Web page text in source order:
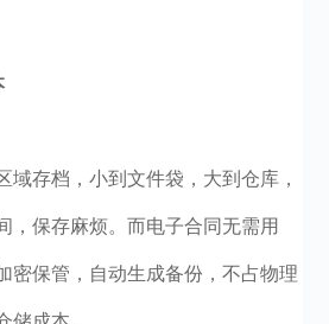
域存档，小到文件袋，大到仓库，
，保存麻烦。而电子合同无需用
密保管，自动生成备份，不占物理